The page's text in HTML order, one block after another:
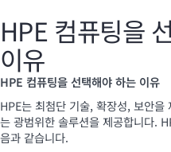
HPE 컴퓨팅을
이유
HPE 컴퓨팅을 선택해야 하는 이유
HPE는 최첨단 기술, 확장성, 보안을
는 광범위한 솔루션을 제공합니다.
음과 같습니다.